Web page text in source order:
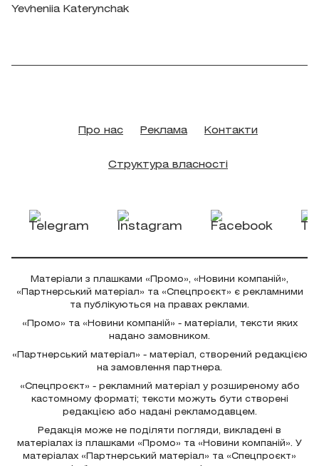
Yevheniia Katerynchak
Про нас Реклама Контакти
Структура власності
Матеріали з плашками «Промо», «Новини компаній»,
«Партнерський матеріал» та «Спецпроєкт» є рекламними
та публікуються на правах реклами.
«Промо» та «Новини компаній» - матеріали, тексти яких
надано замовником.
«Партнерський матеріал» - матеріал, створений редакцією
на замовлення партнера.
«Спецпроєкт» - рекламний матеріал у розширеному або
кастомному форматі; тексти можуть бути створені
редакцією або надані рекламодавцем.
Редакція може не поділяти погляди, викладені в
матеріалах із плашками «Промо» та «Новини компаній». У
матеріалах «Партнерський матеріал» та «Спецпроєкт»